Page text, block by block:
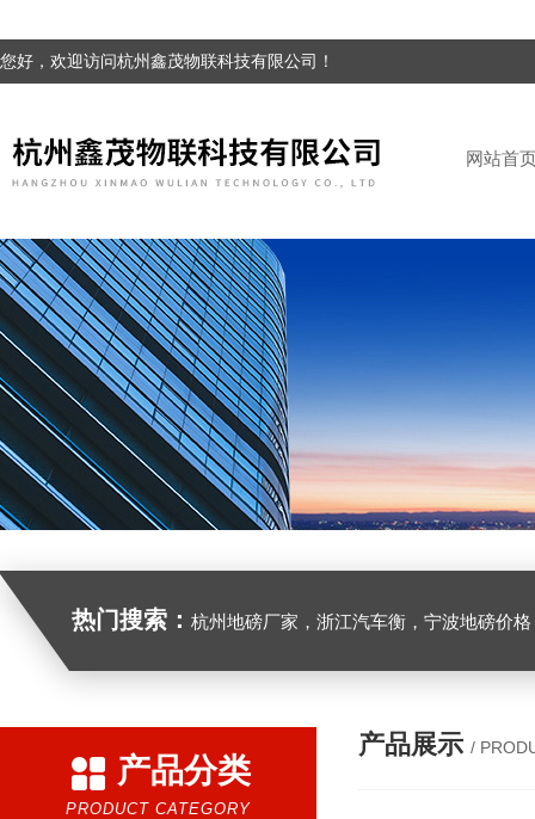
您好，欢迎访问杭州鑫茂物联科技有限公司！
网站首
热门搜索： 杭州地磅厂家，浙江汽车衡，宁波地磅价格，浙江地
产品分类
PRODUCT CATEGORY
产品展示 /